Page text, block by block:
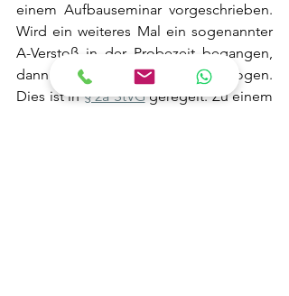
einem Aufbauseminar vorgeschrieben.
Wird ein weiteres Mal ein sogenannter
A-Verstoß in der Probezeit begangen,
dann wird die Fahrerlaubnis entzogen.
Dies ist in § 2a StVG geregelt. Zu einem